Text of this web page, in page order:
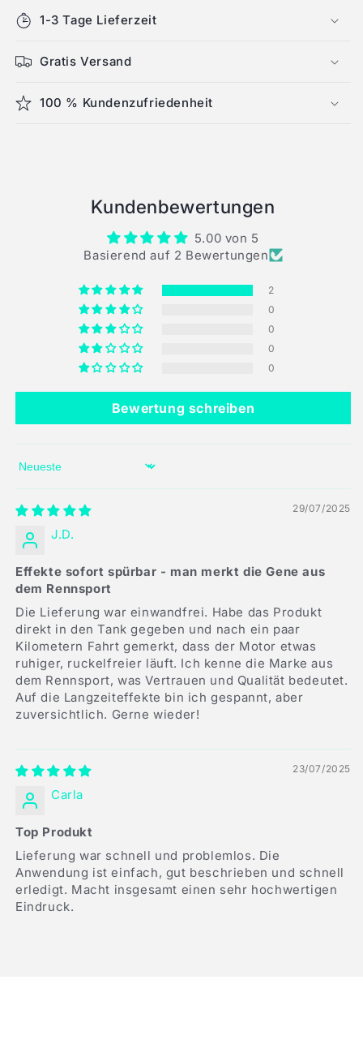
1-3 Tage Lieferzeit
Gratis Versand
100 % Kundenzufriedenheit
Kundenbewertungen
5.00 von 5
Basierend auf 2 Bewertungen
2
0
0
0
0
Bewertung schreiben
Sort by
29/07/2025
J.D.
Effekte sofort spürbar - man merkt die Gene aus
dem Rennsport
Die Lieferung war einwandfrei. Habe das Produkt
direkt in den Tank gegeben und nach ein paar
Kilometern Fahrt gemerkt, dass der Motor etwas
ruhiger, ruckelfreier läuft. Ich kenne die Marke aus
dem Rennsport, was Vertrauen und Qualität bedeutet.
Auf die Langzeiteffekte bin ich gespannt, aber
zuversichtlich. Gerne wieder!
23/07/2025
Carla
Top Produkt
Lieferung war schnell und problemlos. Die
Anwendung ist einfach, gut beschrieben und schnell
erledigt. Macht insgesamt einen sehr hochwertigen
Eindruck.